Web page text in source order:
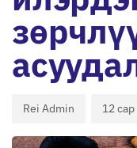
Rei Admin 12